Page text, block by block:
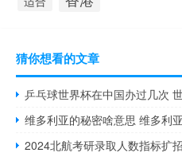
猜你想看的文章
乒乓球世界杯在中国办过几次
维多利亚的秘密啥意思 维多利
2024北航考研录取人数指标扩